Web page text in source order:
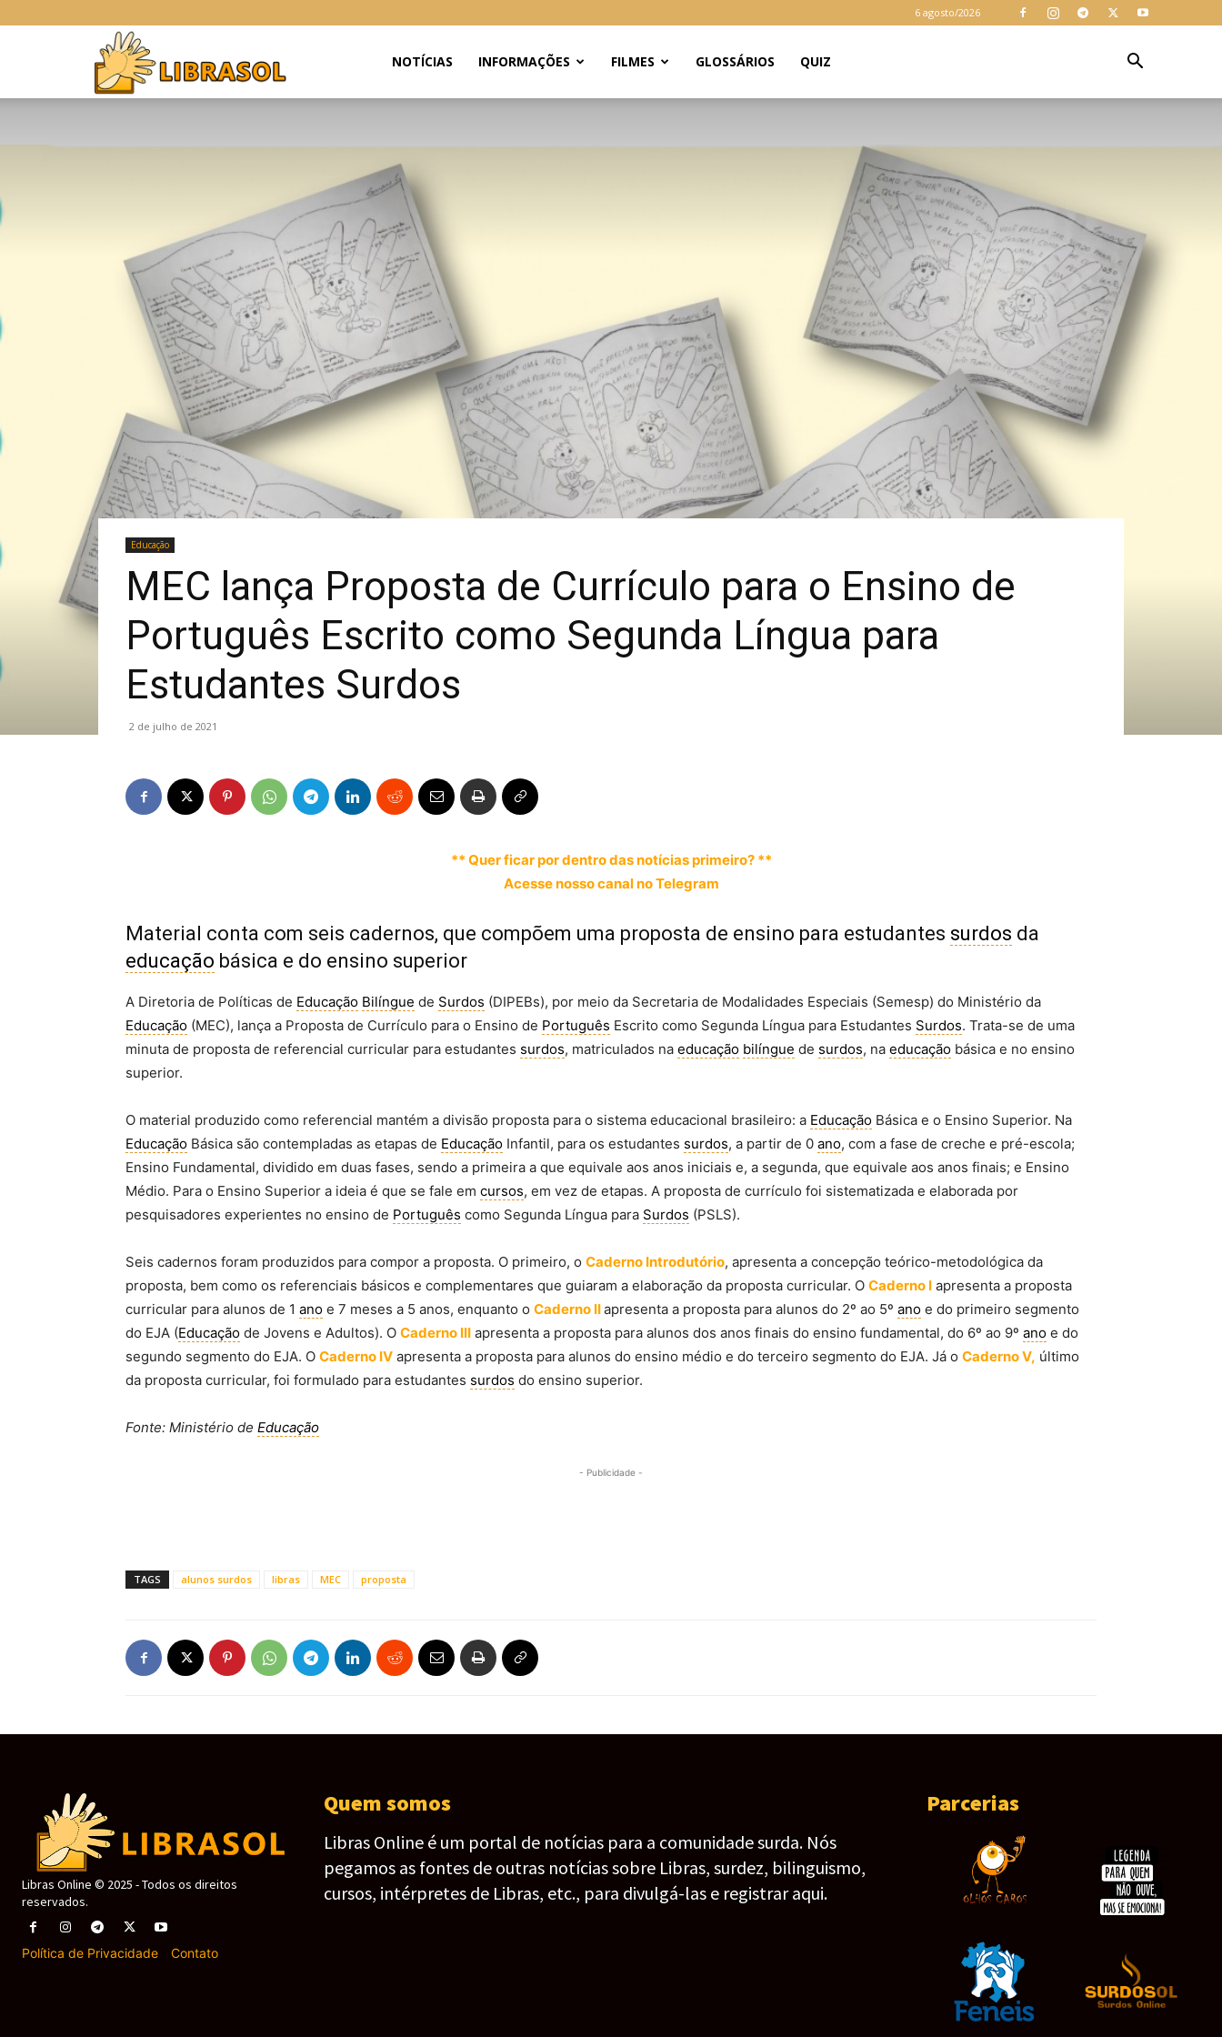
6 agosto/2026
NOTÍCIAS INFORMAÇÕES FILMES GLOSSÁRIOS QUIZ
Educação
MEC lança Proposta de Currículo para o Ensino de
Português Escrito como Segunda Língua para
Estudantes Surdos
2 de julho de 2021
** Quer ficar por dentro das notícias primeiro? **
Acesse nosso canal no Telegram
Material conta com seis cadernos, que compõem uma proposta de ensino para estudantes surdos da
educação básica e do ensino superior
A Diretoria de Políticas de Educação Bilíngue de Surdos (DIPEBs), por meio da Secretaria de Modalidades Especiais (Semesp) do Ministério da
Educação (MEC), lança a Proposta de Currículo para o Ensino de Português Escrito como Segunda Língua para Estudantes Surdos. Trata-se de uma
minuta de proposta de referencial curricular para estudantes surdos, matriculados na educação bilíngue de surdos, na educação básica e no ensino
superior.
O material produzido como referencial mantém a divisão proposta para o sistema educacional brasileiro: a Educação Básica e o Ensino Superior. Na
Educação Básica são contempladas as etapas de Educação Infantil, para os estudantes surdos, a partir de 0 ano, com a fase de creche e pré-escola;
Ensino Fundamental, dividido em duas fases, sendo a primeira a que equivale aos anos iniciais e, a segunda, que equivale aos anos finais; e Ensino
Médio. Para o Ensino Superior a ideia é que se fale em cursos, em vez de etapas. A proposta de currículo foi sistematizada e elaborada por
pesquisadores experientes no ensino de Português como Segunda Língua para Surdos (PSLS).
Seis cadernos foram produzidos para compor a proposta. O primeiro, o Caderno Introdutório, apresenta a concepção teórico-metodológica da
proposta, bem como os referenciais básicos e complementares que guiaram a elaboração da proposta curricular. O Caderno I apresenta a proposta
curricular para alunos de 1 ano e 7 meses a 5 anos, enquanto o Caderno IIapresenta a proposta para alunos do 2º ao 5º ano e do primeiro segmento
do EJA (Educação de Jovens e Adultos). O Caderno III apresenta a proposta para alunos dos anos finais do ensino fundamental, do 6º ao 9º ano e do
segundo segmento do EJA. O Caderno IV apresenta a proposta para alunos do ensino médio e do terceiro segmento do EJA. Já o Caderno V, último
da proposta curricular, foi formulado para estudantes surdos do ensino superior.
Fonte: Ministério de Educação
- Publicidade -
TAGS alunos surdos libras MEC proposta
Libras Online © 2025 - Todos os direitos
reservados.
Política de Privacidade Contato
Quem somos
Libras Online é um portal de notícias para a comunidade surda. Nós
pegamos as fontes de outras notícias sobre Libras, surdez, bilinguismo,
cursos, intérpretes de Libras, etc., para divulgá-las e registrar aqui.
Parcerias